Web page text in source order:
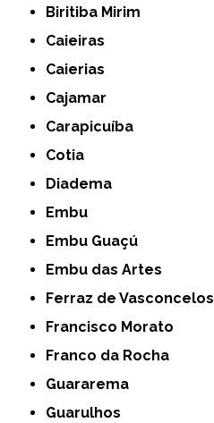
Biritiba Mirim
Caieiras
Caierias
Cajamar
Carapicuíba
Cotia
Diadema
Embu
Embu Guaçú
Embu das Artes
Ferraz de Vasconcelos
Francisco Morato
Franco da Rocha
Guararema
Guarulhos